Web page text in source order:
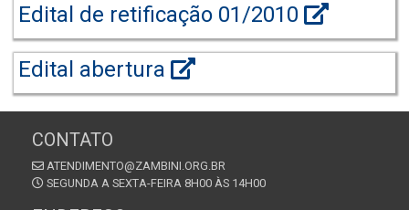
Edital de retificação 01/2010
Edital abertura
CONTATO
ATENDIMENTO@ZAMBINI.ORG.BR
SEGUNDA A SEXTA-FEIRA 8H00 ÀS 14H00